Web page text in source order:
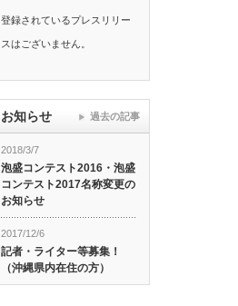
登録されているプレスリリー
スはございません。
お知らせ
2018/3/7
泡盛コンテスト2016・泡盛
コンテスト2017名称変更の
お知らせ
2017/12/6
記者・ライター等募集！
（沖縄県内在住の方）
過去の記事